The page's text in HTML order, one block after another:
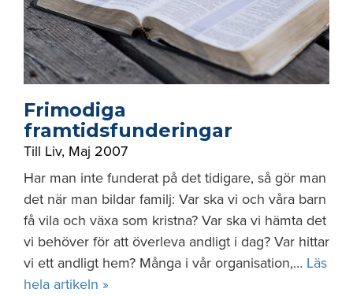
Frimodiga
framtidsfunderingar
Till Liv, Maj 2007
Har man inte funderat på det tidigare, så gör man
det när man bildar familj: Var ska vi och våra barn
få vila och växa som kristna? Var ska vi hämta det
vi behöver för att överleva andligt i dag? Var hittar
vi ett andligt hem? Många i vår organisation,… Läs
hela artikeln »